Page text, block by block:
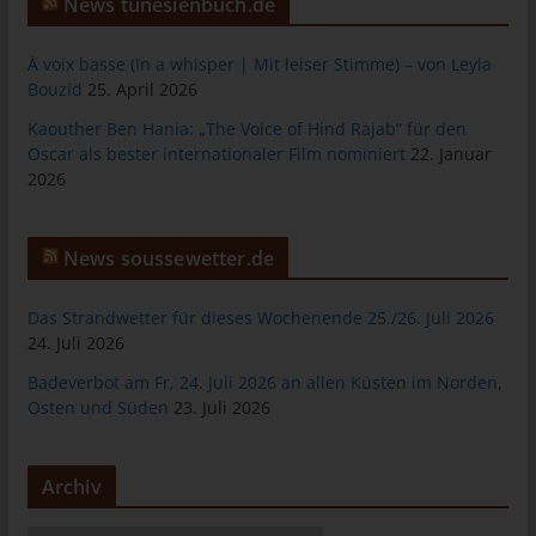
À voix basse (In a whisper | Mit leiser Stimme) – von Leyla
Bouzid 25. April 2026
Kaouther Ben Hania: „The Voice of Hind Rajab“ für den
Oscar als bester internationaler Film nominiert 22. Januar
2026
News soussewetter.de
Das Strandwetter für dieses Wochenende 25./26. Juli 2026
24. Juli 2026
Badeverbot am Fr, 24. Juli 2026 an allen Küsten im Norden,
Osten und Süden 23. Juli 2026
Archiv
Warenkorbes im Online-Shop. Der Online-Shop merkt sich die
über ein Cookie.
unsere Internetseite jederzeit mittels einer entsprechenden
Einstellung des genutzten Internetbrowsers verhindern und
damit der Setzung von Cookies dauerhaft widersprechen.
Internetbrowser oder andere Softwareprogramme gelöscht
werden. Dies ist in allen gängigen Internetbrowsern möglich.
dem genutzten Internetbrowser, sind unter Umständen nicht alle
Funktionen unserer Internetseite vollumfänglich nutzbar.
Erfassung von allgemeinen Daten und
Die Internetseite erfasst mit jedem Aufruf der Internetseite durch
eine betroffene Person oder ein automatisiertes System eine